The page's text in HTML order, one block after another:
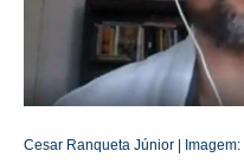
Cesar Ranqueta Júnior | Imagem: